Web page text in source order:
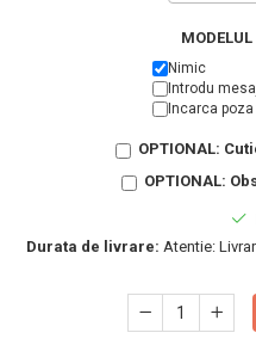
Echipe de fotbal
Brelocuri cu mesaje
Cadouri pentru parinti deMODELUL
Nimic
Introdu
Incarca
OPTIONAL:
OPTIONAL:
Durata de livrare: Atentie: